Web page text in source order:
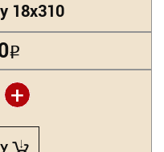
18х310
Р
+